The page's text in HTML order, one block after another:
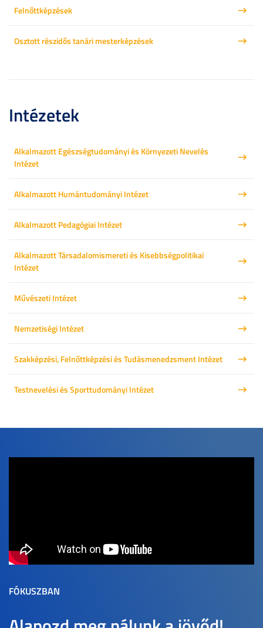
Felnőttképzések
Osztott részidős tanári mesterképzések
Intézetek
Alkalmazott Egészségtudományi és Környezeti Nevelés
Intézet
Alkalmazott Humántudományi Intézet
Alkalmazott Pedagógiai Intézet
Alkalmazott Társadalomismereti és Kisebbségpolitikai
Intézet
Művészeti Intézet
Nemzetiségi Intézet
Szakképzési, Felnőttképzési és Tudásmenedzsment Intézet
Testnevelési és Sporttudományi Intézet
FÓKUSZBAN